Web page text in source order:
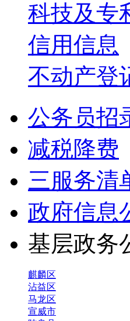
科技及专
信用信息
不动产登
公务员招
减税降费
三服务清
政府信息
基层政
麒麟区
沾益区
马龙区
宣威市